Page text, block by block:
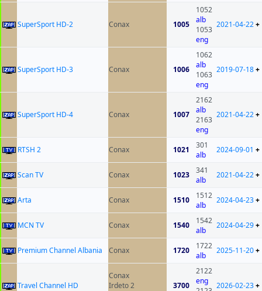
SuperSport HD-2 Conax 1005
1052
alb
1053
eng
2021-04-22+
SuperSport HD-3 Conax 1006
1062
alb
1063
eng
2019-07-18+
SuperSport HD-4 Conax 1007
2162
alb
2163
eng
2021-04-22+
RTSH 2 Conax 1021
301
alb
2024-09-01 +
Scan TV Conax 1023
341
alb
2021-04-22+
Arta Conax 1510
1512
alb
2024-04-23+
MCN TV Conax 1540
1542
alb
2024-04-29+
Premium Channel Albania Conax 1720
1722
alb
2025-11-20+
Travel Channel HD
Conax
Irdeto 2
3700
2122
eng
2026-02-23+